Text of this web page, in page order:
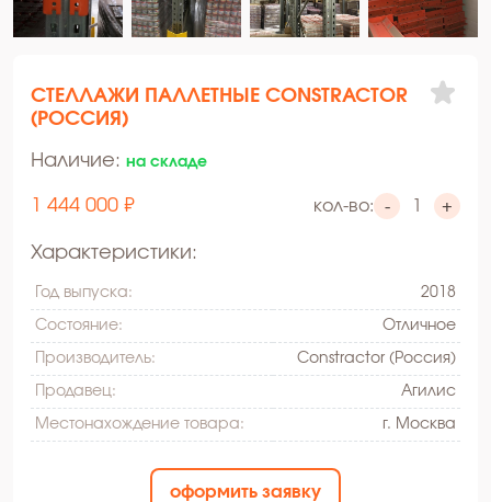
СТЕЛЛАЖИ ПАЛЛЕТНЫЕ CONSTRACTOR
(РОССИЯ)
Наличие: на складе
1 444 000 ₽ кол-во: - +
Характеристики:
Год выпуска: 2018
Состояние: Oтличное
Производитель: Constractor (Россия)
Продавец: Агилис
Местонахождение товара: г. Москва
оформить заявку